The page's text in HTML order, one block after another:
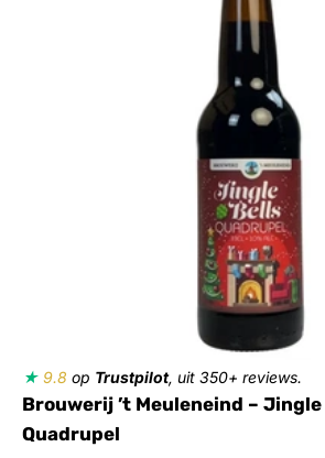
★ 9.8 op Trustpilot, uit 350+ reviews.
Brouwerij ’t Meuleneind –
Quadrupel